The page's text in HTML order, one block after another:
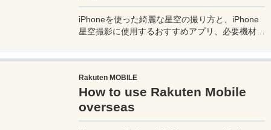
iPhoneを使った綺麗な星空の撮り方と、iPhone
星空撮影に使用するおすすめアプリ、必要機材な
ば流星群の流れ星も撮影可能なので、iPhoneで
綺麗な星空撮影をしたいときはチャレンジしてみ
よう。
Rakuten MOBILE
How to use Rakuten Mobile
overseas